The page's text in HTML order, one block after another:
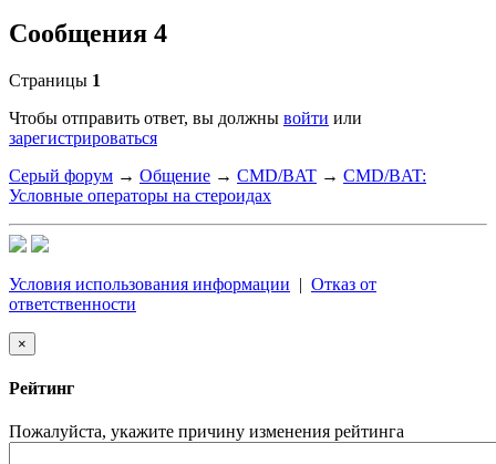
Сообщения 4
Страницы 1
Чтобы отправить ответ, вы должны войти или
зарегистрироваться
Серый форум → Общение → CMD/BAT → CMD/BAT:
Условные операторы на стероидах
Условия использования информации | Отказ от
ответственности
×
Рейтинг
Пожалуйста, укажите причину изменения рейтинга